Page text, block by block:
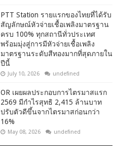
PTT Station รายแรกของไทยที่ได้รับ
สัญลักษณ์หัวจ่ายเชื้อเพลิงมาตรฐาน
ครบ 100% ทุกสถานีทั่วประเทศ
พร้อมมุ่งสู่การมีหัวจ่ายเชื้อเพลิง
มาตรฐานระดับสีทองมากที่สุดภายใน
ปีนี้
July 10, 2026 undefined
OR เผยผลประกอบการไตรมาสแรก
2569 มีกำไรสุทธิ 2,415 ล้านบาท
ปรับตัวดีขึ้นจากไตรมาสก่อนกว่า
16%
May 08, 2026 undefined